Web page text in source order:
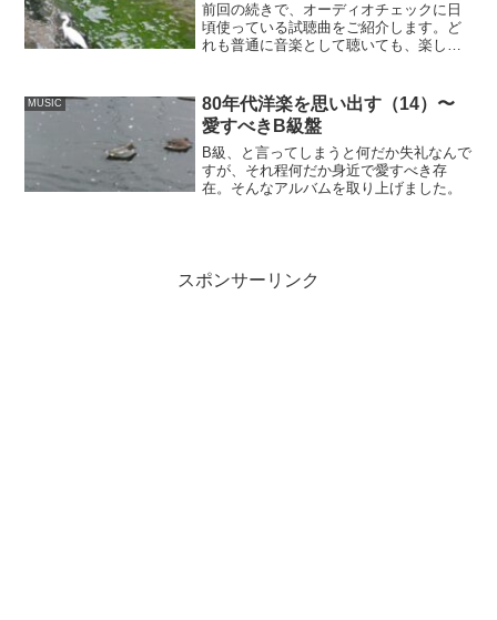
前回の続きで、オーディオチェックに日
頃使っている試聴曲をご紹介します。ど
れも普通に音楽として聴いても、楽しい
MUSIC
80年代洋楽を思い出す（14）〜
愛すべきB級盤
B級、と言ってしまうと何だか失礼なんで
すが、それ程何だか身近で愛すべき存
在。そんなアルバムを取り上げました。
スポンサーリンク